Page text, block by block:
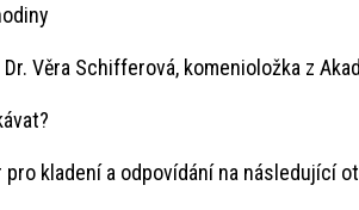
Věra Schifferová, komenioložka z
kladení a odpovídání na následující